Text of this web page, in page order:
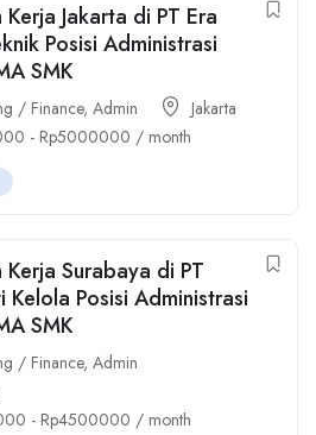
Jakarta di PT Era
Posisi Administrasi
SMK
/ Finance, Admin
Jakarta
- Rp5000000 / month
Surabaya di PT
Kelola Posisi Administrasi
SMK
/ Finance, Admin
- Rp4500000 / month